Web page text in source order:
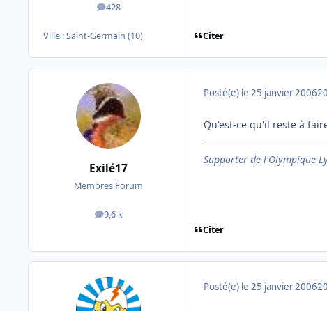
428
messages
Ville :Saint-Germain (10) Citer
Exilé17
Membres Forum
9,6 k
messages
Posté(e) le 25 janvier 2006
Qu'est-ce qu'il reste à
Supporter de l'Olympique
Citer
Posté(e) le 25 janvier 2006